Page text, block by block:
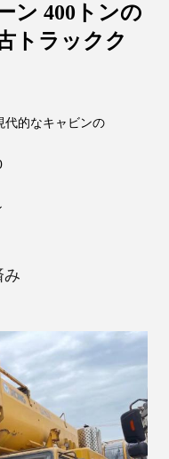
ン 400トンの
トラックク
代的なキャビンの
み